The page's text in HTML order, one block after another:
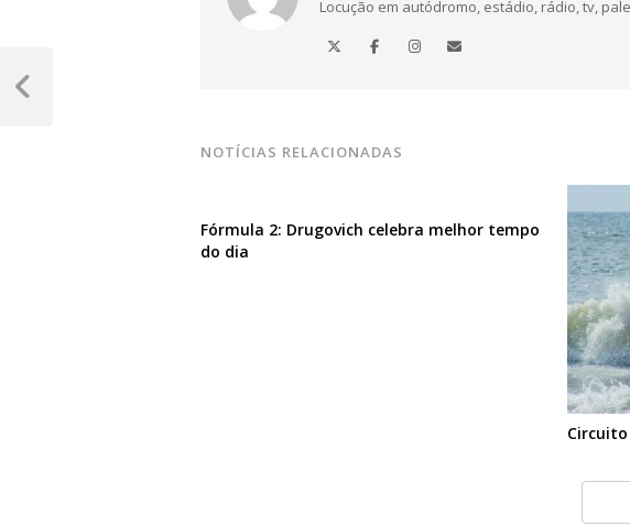
Locução em autódromo, estádio, rádio, tv,
NOTÍCIAS RELACIONADAS
Fórmula 2: Drugovich celebra melhor tempo
do dia
Navegação
de
Post